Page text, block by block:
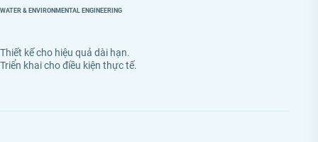
WATER & ENVIRONMENTAL ENGINEERING
Thiết kế cho hiệu quả dài hạn.
Triển khai cho điều kiện thực tế.